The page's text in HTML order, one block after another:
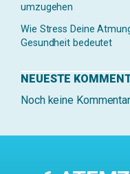
umzugehen
Wie Stress Deine
Gesundheit bedeutet
NEUESTE
Noch keine